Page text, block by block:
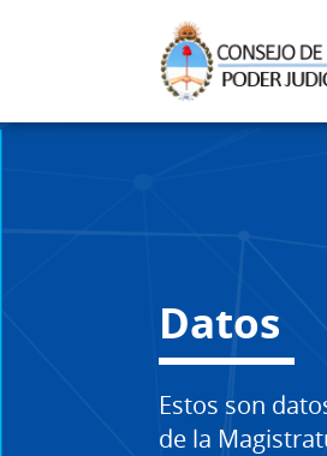
Datos
Estos son
de la